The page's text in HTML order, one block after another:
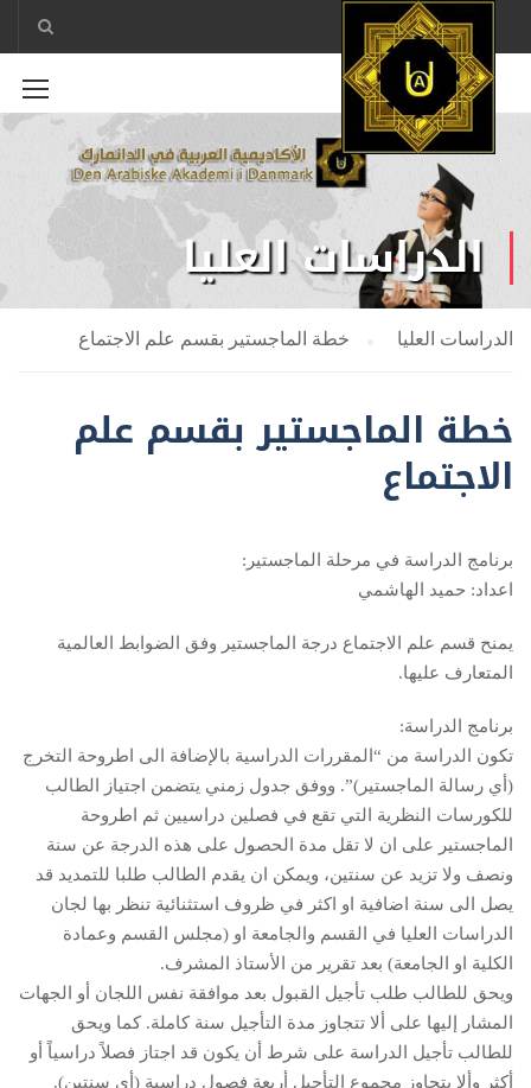
الدراسات العليا
الدراسات العليا خطة الماجستير بقسم علم الاجتماع
خطة الماجستير بقسم علم
الاجتماع
برنامج الدراسة في مرحلة الماجستير:
اعداد: حميد الهاشمي
يمنح قسم علم الاجتماع درجة الماجستير وفق الضوابط العالمية
المتعارف عليها.
برنامج الدراسة:
تكون الدراسة من “المقررات الدراسية بالإضافة الى اطروحة التخرج
(أي رسالة الماجستير)”. ووفق جدول زمني يتضمن اجتياز الطالب
للكورسات النظرية التي تقع في فصلين دراسيين ثم اطروحة
الماجستير على ان لا تقل مدة الحصول على هذه الدرجة عن سنة
ونصف ولا تزيد عن سنتين، ويمكن ان يقدم الطالب طلبا للتمديد قد
يصل الى سنة اضافية او اكثر في ظروف استثنائية تنظر بها لجان
الدراسات العليا في القسم والجامعة او (مجلس القسم وعمادة
الكلية او الجامعة) بعد تقرير من الأستاذ المشرف.
ويحق للطالب طلب تأجيل القبول بعد موافقة نفس اللجان أو الجهات
المشار إليها على ألا تتجاوز مدة التأجيل سنة كاملة. كما ويحق
للطالب تأجيل الدراسة على شرط أن يكون قد اجتاز فصلاً دراسياً أو
أكثر وألا يتجاوز مجموع التأجيل أربعة فصول دراسية (أي سنتين).